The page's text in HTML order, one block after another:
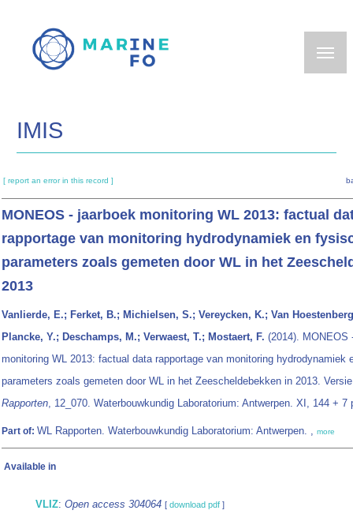
main
IMIS
[ report an error in this record ]
MONEOS - jaarboek monitoring WL 2013: factual
rapportage van monitoring hydrodynamiek en
parameters zoals gemeten door WL in het
2013
Vanlierde, E.; Ferket, B.; Michielsen, S.; Vereycken, K.; Van
Plancke, Y.; Deschamps, M.; Verwaest, T.; Mostaert, F. (2014). MONEOS
monitoring WL 2013: factual data rapportage van monitoring hydrodynamiek
parameters zoals gemeten door WL in het Zeescheldebekken in 2013.
Rapporten, 12_070. Waterbouwkundig Laboratorium: Antwerpen. XI, 144 + 7
Part of: WL Rapporten. Waterbouwkundig Laboratorium: Antwerpen. , more
Available in
VLIZ: Open access 304064 [ download pdf ]